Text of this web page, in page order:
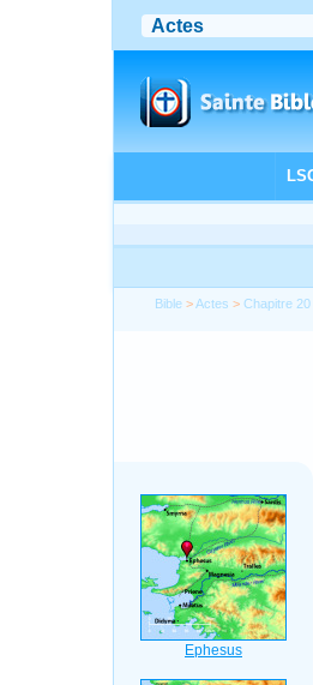
Bible >Actes >Chapitre 20